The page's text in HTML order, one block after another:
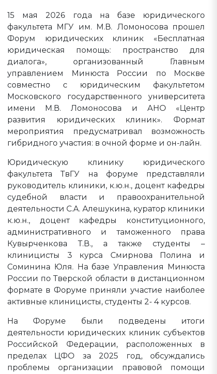
15 мая 2026 года на базе юридического
факультета МГУ им. М.В. Ломоносова прошел
Форум юридических клиник «Бесплатная
юридическая помощь: пространство для
диалога», организованный Главным
управлением Минюста России по Москве
совместно с юридическим факультетом
Московского государственного университета
имени М.В. Ломоносова и АНО «Центр
развития юридических клиник». Формат
мероприятия предусматривал возможность
гибридного участия: в очной форме и он-лайн.
Юридическую клинику юридического
факультета ТвГУ на форуме представляли
руководитель клиники, к.ю.н., доцент кафедры
судебной власти и правоохранительной
деятельности С.А. Алешукина, куратор клиники
к.ю.н., доцент кафедры конституционного,
административного и таможенного права
Кувырченкова Т.В., а также студенты –
клиницисты 3 курса Смирнова Полина и
Соминина Юля. На базе Управления Минюста
России по Тверской области в дистанционном
формате в Форуме приняли участие наиболее
активные клиницисты, студенты 2- 4 курсов.
На Форуме были подведены итоги
деятельности юридических клиник субъектов
Российской Федерации, расположенных в
пределах ЦФО за 2025 год, обсуждались
проблемы организации правовой помощи